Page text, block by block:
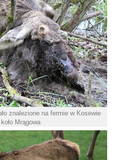
znalezione na fermie w Kosewie
Mrągowa